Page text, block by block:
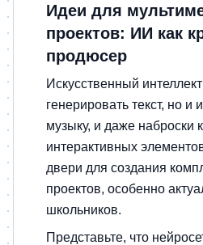
Идеи для
проектов: ИИ как
продюсер
Искусственный
генерировать текст, но и
музыку, и даже наброски
интерактивных
двери для создания
проектов, особенно
школьников.
Представьте, что